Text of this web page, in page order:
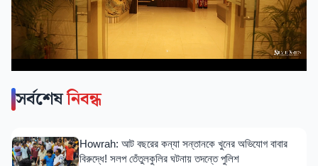
সর্বশেষনিবন্ধ
Howrah: আট বছরের কন্যা সন্তানকে খুনের অভিযোগ বাবার
বিরুদ্ধে! সলপ তেঁতুলকুলির ঘটনায় তদন্তে পুলিশ